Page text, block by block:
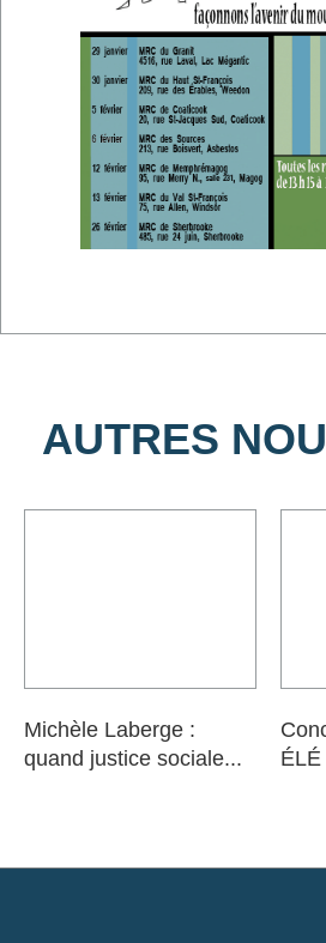
AUTRES
Michèle Laberge :
quand justice sociale...